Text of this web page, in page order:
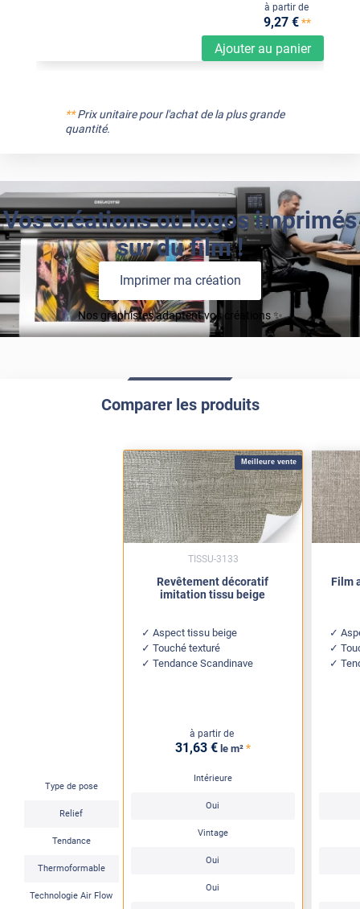
Ajouter au panier
à partir de
9,27 €**
**Prix unitaire pour l'achat de la plus grande
quantité.
Vos créations ou logos imprimés
sur du film !
Imprimer ma création
Nos graphistes adaptent vos créations ✨
Comparer les produits
Type de pose
Relief
Tendance
Thermoformable
Technologie Air Flow
Meilleure vente
Revêtement décoratif
imitation tissu beige
Aspect tissu beige
Touché texturé
Tendance Scandinave
à partir de
31,63 € le m² *
Intérieure
Oui
Vintage
Oui
Oui
TISSU-3133
Film